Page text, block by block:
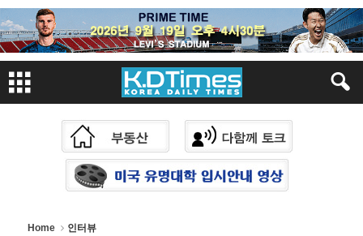
Home 인터뷰
스케치북5
스케치북5